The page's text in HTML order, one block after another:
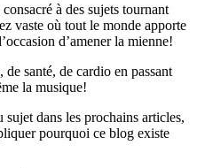
à des sujets tournant
vaste où tout le monde apporte
d’amener la mienne!
santé, de cardio en passant
la musique!
dans les prochains articles,
pourquoi ce blog existe